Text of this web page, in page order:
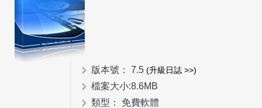
版本號： 7.5 (升級日誌 >>)
檔案大小:8.6MB
類型： 免費軟體